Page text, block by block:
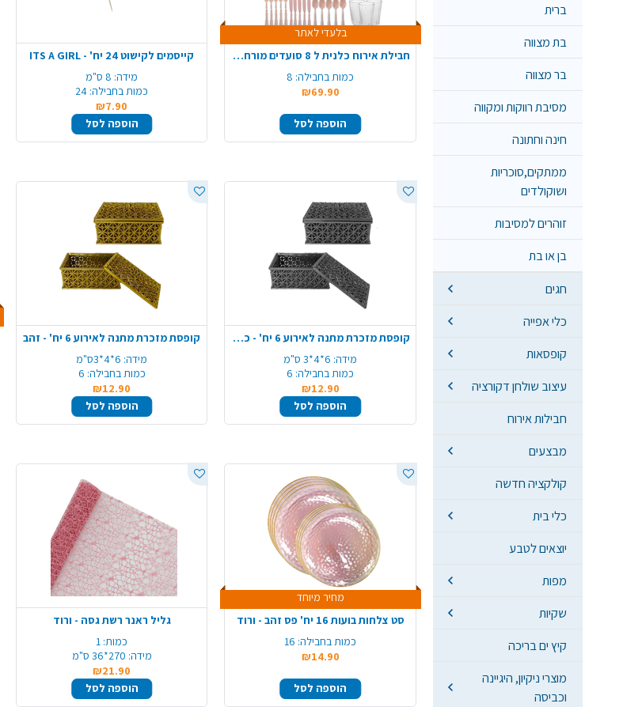
ברית
בת מצווה
בר מצווה
מסיבת רווקות ומקווה
חינה וחתונה
ממתקים,סוכריות
ושוקולדים
זוהרים למסיבות
בן או בת
חגים
כלי אפייה
קופסאות
עיצוב שולחן דקורציה
חבילות אירוח
מבצעים
קולקציה חדשה
כלי בית
יוצאים לטבע
מפות
שקיות
קיץ ים בריכה
מוצרי ניקיון, היגיינה
וכביסה
בלעדי לאתר
חבילת אירוח כלנית ל 8 סועדים מורחבת - קרם ורוד
כמות בחבילה: 8
₪69.90
הוספה לסל
קייסמים לקישוט 24 יח' - ITS A GIRL
מידה: 8 ס"מ
כמות בחבילה: 24
₪7.90
הוספה לסל
קופסת מזכרת מתנה לאירוע 6 יח' - כסף
מידה: 6*4*3 ס"מ
כמות בחבילה: 6
₪12.90
הוספה לסל
קופסת מזכרת מתנה לאירוע 6 יח' - זהב
מידה: 6*4*3ס"מ
כמות בחבילה: 6
₪12.90
הוספה לסל
מחיר מיוחד
סט צלחות בועות 16 יח' פס זהב - ורוד
כמות בחבילה: 16
₪14.90
הוספה לסל
גליל ראנר רשת גסה - ורוד
כמות: 1
מידה: 270*36 ס"מ
₪21.90
הוספה לסל